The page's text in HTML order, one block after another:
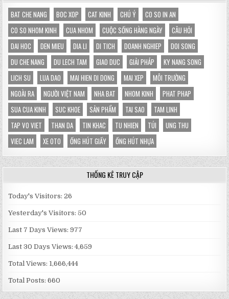
LỘC
BỊ
CHẶN
ĐỨNG
HOÀN
TOÀN
BAT CHE NANG BOC XOP CAT KINH CHÚ Ý
CO SO IN AN
CO SO NHOM KINH
CUA NHOM CUỘC SỐNG HÀNG NGÀY
CÂU HỎI
DAI HOC
DEN MIEU DIA LI DI TICH DOANH NGHIEP
DOI SONG
DU CHE NANG
DU LECH TAM GIAO DUC GIẢI PHÁP
KY NANG SONG
LICH SU
LUA DAO MAI HIEN DI DONG MAI XEP
MÔI TRƯỜNG
NGOÀI RA
NGƯỜI VIỆT NAM NHA BAT NHOM KINH
PHAT PHAP
SUA CUA KINH
SUC KHOE SẢN PHẨM TAI SAO
TAM LINH
TAP VO VIET
THAN DA TIN KHAC TU NHIEN TÚI
UNG THU
VIEC LAM
XE OTO ỐNG HÚT GIẤY ỐNG HÚT NHỰA
THỐNG KÊ TRUY CẬP
Today's Visitors:26
Yesterday's Visitors:50
Last 7 Days Views:977
Last 30 Days Views:4,659
Total Views: 1,666,444
Total Posts:660